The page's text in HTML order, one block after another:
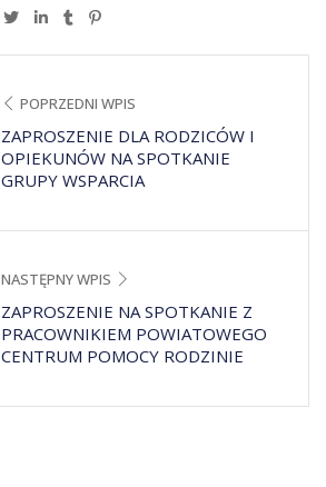
POPRZEDNI WPIS
ZAPROSZENIE DLA RODZICÓW I
OPIEKUNÓW NA SPOTKANIE
GRUPY WSPARCIA
NASTĘPNY WPIS
ZAPROSZENIE NA SPOTKANIE Z
PRACOWNIKIEM POWIATOWEGO
CENTRUM POMOCY RODZINIE